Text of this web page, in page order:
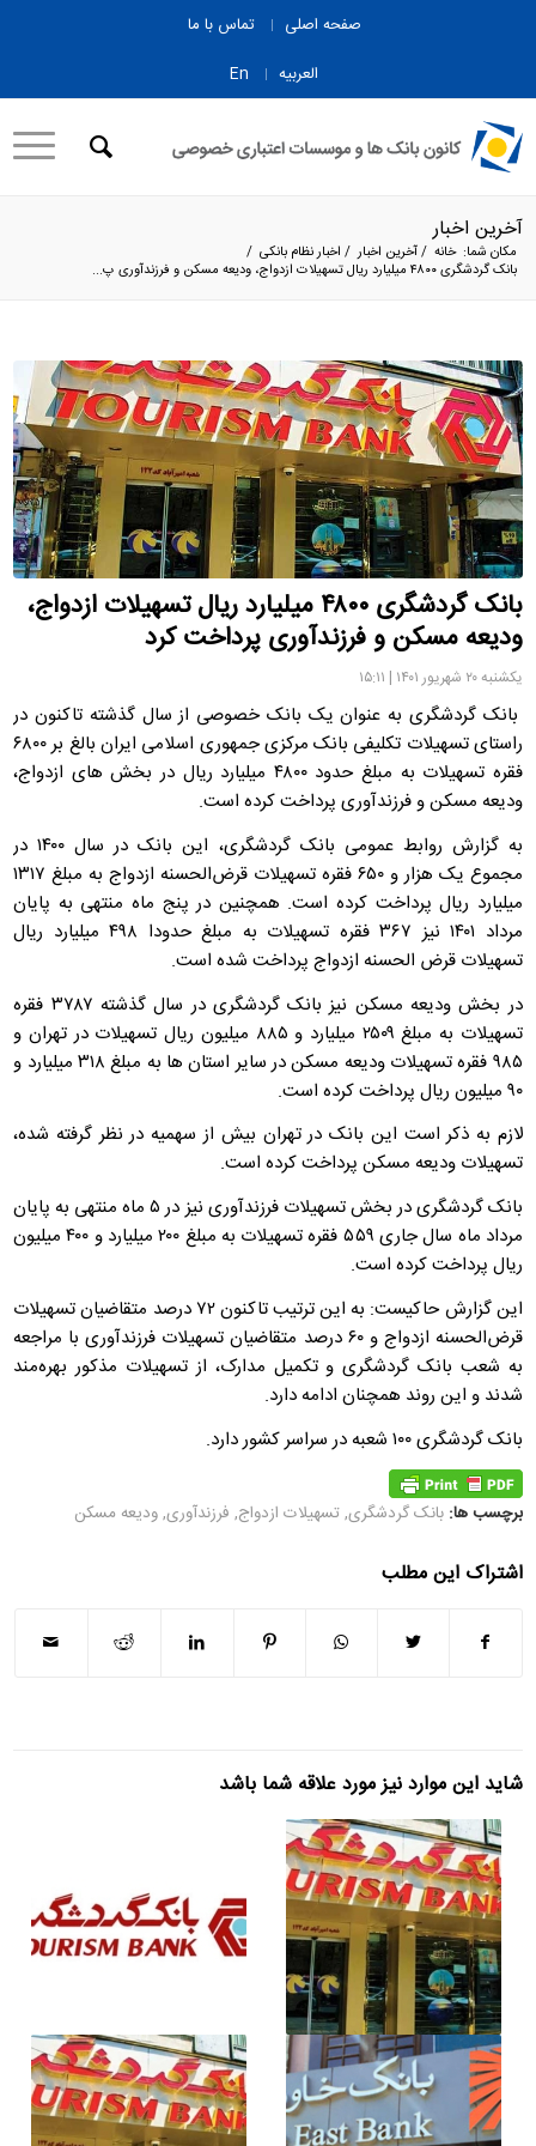
صفحه اصلی
تماس با ما
العربیه
En
آخرین اخبار
مکان شما: خانه /آخرین اخبار / اخبار نظام بانکی /
بانک گردشگری ۴۸۰۰ میلیارد ریال تسهیلات ازدواج، ودیعه مسکن و فرزندآوری پ...
بانک گردشگری ۴۸۰۰ میلیارد ریال تسهیلات ازدواج،
ودیعه مسکن و فرزندآوری پرداخت کرد
یکشنبه ۲۰ شهریور ۱۴۰۱ | ۱۵:۱۱
بانک گردشگری به عنوان یک بانک خصوصی از سال گذشته تاکنون در
راستای تسهیلات تکلیفی بانک مرکزی جمهوری اسلامی ایران بالغ بر ۶۸۰۰
فقره تسهیلات به مبلغ حدود ۴۸۰۰ میلیارد ریال در بخش های ازدواج،
ودیعه مسکن و فرزندآوری پرداخت کرده است.
به گزارش روابط عمومی بانک گردشگری، این بانک در سال ۱۴۰۰ در
مجموع یک هزار و ۶۵۰ فقره تسهیلات قرض‌الحسنه ازدواج به مبلغ ۱۳۱۷
میلیارد ریال پرداخت کرده است. همچنین در پنج ماه منتهی به پایان
مرداد ۱۴۰۱ نیز ۳۶۷ فقره تسهیلات به مبلغ حدودا ۴۹۸ میلیارد ریال
تسهیلات قرض الحسنه ازدواج پرداخت شده است.
در بخش ودیعه مسکن نیز بانک گردشگری در سال گذشته ۳۷۸۷ فقره
تسهیلات به مبلغ ۲۵۰۹ میلیارد و ۸۸۵ میلیون ریال تسهیلات در تهران و
۹۸۵ فقره تسهیلات ودیعه مسکن در سایر استان ها به مبلغ ۳۱۸ میلیارد و
۹۰ میلیون ریال پرداخت کرده است.
لازم به ذکر است این بانک در تهران بیش از سهمیه در نظر گرفته شده،
تسهیلات ودیعه مسکن پرداخت کرده است.
بانک گردشگری در بخش تسهیلات فرزندآوری نیز در ۵ ماه منتهی به پایان
مرداد ماه سال جاری ۵۵۹ فقره تسهیلات به مبلغ ۲۰۰ میلیارد و ۴۰۰ میلیون
ریال پرداخت کرده است.
این گزارش حاکیست: به این ترتیب تاکنون ۷۲ درصد متقاضیان تسهیلات
قرض‌الحسنه ازدواج و ۶۰ درصد متقاضیان تسهیلات فرزندآوری با مراجعه
به شعب بانک گردشگری و تکمیل مدارک، از تسهیلات مذکور بهره‌مند
شدند و این روند همچنان ادامه دارد.
بانک گردشگری ۱۰۰ شعبه در سراسر کشور دارد.
برچسب ها: بانک گردشگری,تسهیلات ازدواج, فرزندآوری,ودیعه مسکن
اشتراک این مطلب
شاید این موارد نیز مورد علاقه شما باشد